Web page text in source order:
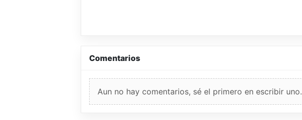
Comentarios
Aun no hay comentarios, sé el primero en escribir uno.